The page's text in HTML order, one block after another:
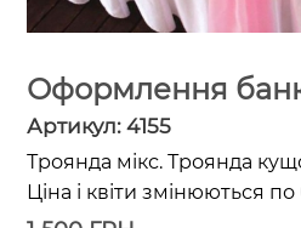
Оформлення
Артикул:4155
Троянда мікс. Троянда
Ціна і квіти змінюються